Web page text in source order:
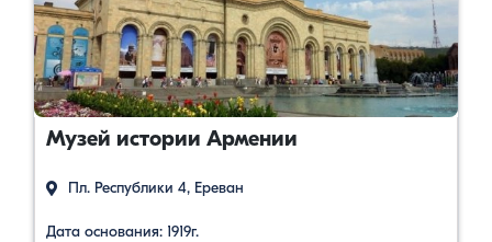
Музей истории Армении
Пл. Республики 4, Ереван
Дата основания: 1919г.